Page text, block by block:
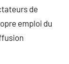
de
emploi du